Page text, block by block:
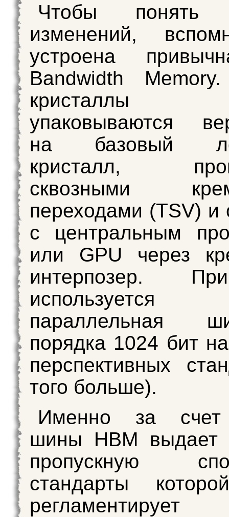
Чтобы понять
изменений,
устроена
Bandwidth
кристаллы
упаковываются
на базовый
кристалл,
сквозными
переходами (TSV)
с центральным
или GPU через
интерпозер.
используется
порядка 1024 бит
перспективных
того больше).
Именно за
шины HBM выдает
пропускную
стандарты
регламентирует